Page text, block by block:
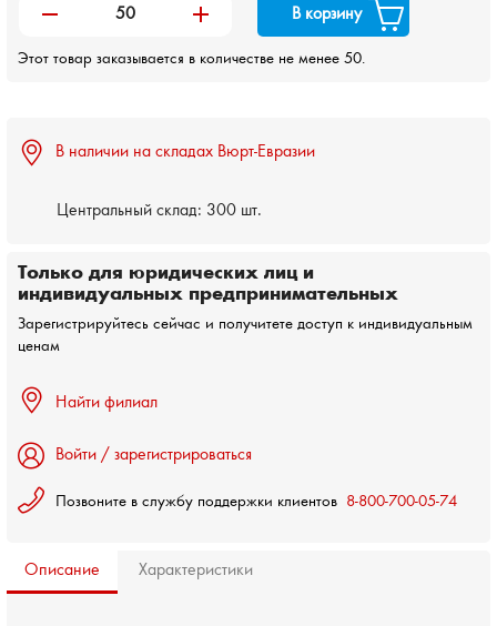
remove add В корзину
Этот товар заказывается в количестве не менее 50.
В наличии на складах Вюрт-Евразии
Центральный склад: 300 шт.
Только для юридических лиц и
индивидуальных предпринимательных
Зарегистрируйтесь сейчас и получитете доступ к индивидуальным
ценам
Найти филиал
Войти / зарегистрироваться
Позвоните в службу поддержки клиентов 8-800-700-05-74
Описание Характеристики